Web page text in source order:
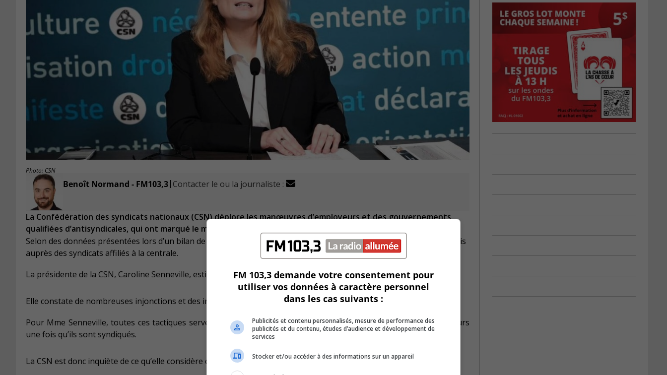
Photo: CSN
Benoît Normand - FM103,3| Contacter le ou la journaliste :
La Confédération des syndicats nationaux (CSN) déplore les manœuvres d’employeurs et des gouvernements,
qualifiées d’antisyndicales, qui ont marqué le monde du travail en 2024.
Selon des données présentées lors d’un bilan de début d’année, 17 lockouts ont été décrétés dans les 12 derniers mois
auprès des syndicats affiliés à la centrale.
La présidente de la CSN, Caroline Senneville, estime que ces méthodes servent à tenter d’affaiblir les syndicats.
Elle constate de nombreuses injonctions et des ingérences.
Pour Mme Senneville, toutes ces tactiques servent à empêcher la formation de syndicats ou intimider les travailleurs
une fois qu’ils sont syndiqués.
La CSN est donc inquiète de ce qu’elle considère comme étant une tendance.
FM 103,3 demande votre consentement pour
utiliser vos données à caractère personnel
dans les cas suivants :
Publicités et contenu personnalisés, mesure de performance des
publicités et du contenu, études d’audience et développement de
services
Stocker et/ou accéder à des informations sur un appareil